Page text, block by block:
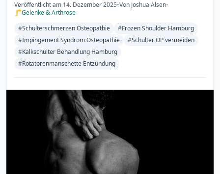
Veröffentlicht am 14. Dezember 2025•Von Joshua Alsen•
🦵Gelenke & Arthrose
#Schulterschmerzen Osteopathie #Frozen Shoulder Hamburg
#Impingement Syndrom Osteopathie #Schulter OP vermeiden
#Kalkschulter Behandlung Hamburg
#Rotatorenmanschette Entzündung